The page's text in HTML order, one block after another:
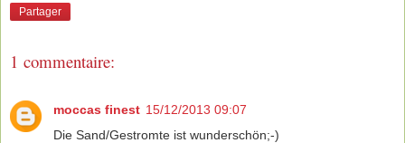
Partager
1 commentaire:
moccas finest 15/12/2013 09:07
Die Sand/Gestromte ist wunderschön;-)